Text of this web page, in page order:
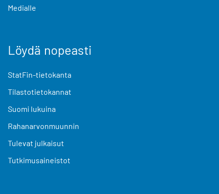
Medialle
Löydä nopeasti
StatFin-tietokanta
Tilastotietokannat
Suomi lukuina
Rahanarvonmuunnin
Tulevat julkaisut
Tutkimusaineistot